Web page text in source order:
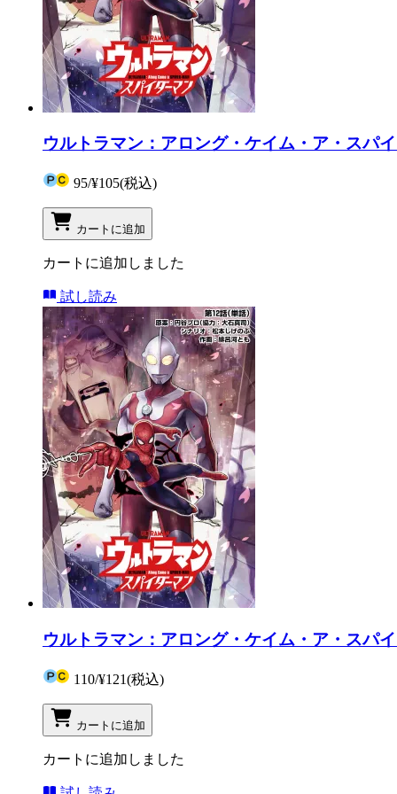
ウルトラマン：アロング・ケイム・ア・スパ
95/¥105(税込)
カートに追加
カートに追加しました
試し読み
ウルトラマン：アロング・ケイム・ア・スパ
110/¥121(税込)
カートに追加
カートに追加しました